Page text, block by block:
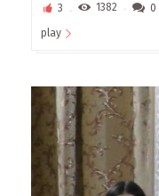
3 1382 0
play